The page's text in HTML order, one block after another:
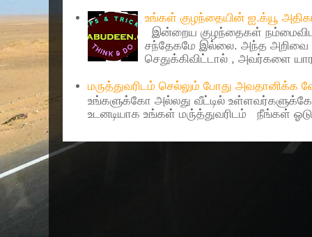
உங்கள் குழந்தையின் ஐ.க்யூ
இன்றைய குழந்தைகள்
சந்தேகமே இல்லை. அந்த
செதுக்கிவிட்டால் , அவர்களை
மருத்துவரிடம் செல்லும் போது அவதானிக்க
உங்களுக்கோ அல்லது வீட்டில்
உடனடியாக உங்கள் மரு்த்துவரிடம் நீங்கள்